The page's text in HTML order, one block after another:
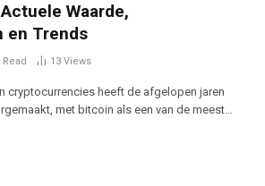
Waarde,
en Trends
13 Views
cryptocurrencies heeft de afgelopen jaren
met bitcoin als een van de meest…